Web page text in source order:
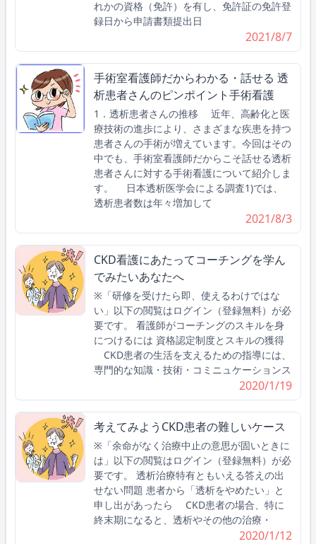
れかの資格（免許）を有し、免許証の免許登
録日から申請書類提出日
2021/8/7
手術室看護師だからわかる・話せる 透
析患者さんのピンポイント手術看護
1．透析患者さんの推移 近年、高齢化と医
療技術の進歩により、さまざまな疾患を持つ
患者さんの手術が増えています。今回はその
中でも、手術室看護師だからこそ話せる透析
患者さんに対する手術看護について紹介しま
す。 日本透析医学会による調査1)では、
透析患者数は年々増加して
2021/8/3
CKD看護にあたってコーチングを学ん
でみたいあなたへ
※「研修を受けたら即、使えるわけではな
い」以下の閲覧はログイン（登録無料）が必
要です。 看護師がコーチングのスキルを身
につけるには 資格認定制度とスキルの獲得
CKD患者の生活を支えるための指導には、
専門的な知識・技術・コミニュケーションス
2020/1/19
考えてみようCKD患者の難しいケース
※「余命がなく治療中止の意思が固いときに
は」以下の閲覧はログイン（登録無料）が必
要です。 透析治療特有ともいえる答えの出
せない問題 患者から「透析をやめたい」と
申し出があったら CKD患者の場合、特に
終末期になると、透析やその他の治療・
2020/1/12